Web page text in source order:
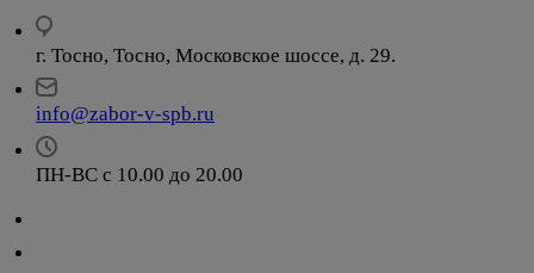
г. Тосно, Тосно, Московское шоссе, д. 29.
info@zabor-v-spb.ru
ПН-ВС с 10.00 до 20.00